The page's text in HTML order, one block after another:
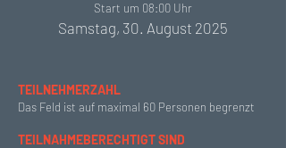
Start um 08:00 Uhr
Samstag, 30. August 2025
TEILNEHMERZAHL
Das Feld ist auf maximal 60 Personen begrenzt
TEILNAHMEBERECHTIGT SIND